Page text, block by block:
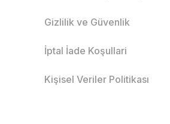
Gizlilik ve Güvenlik
İptal İade Koşullari
Kişisel Veriler Politikası